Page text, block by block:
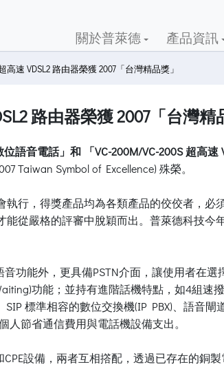
關於普萊德 產品資訊
速 VDSL2 路由器榮獲 2007「台灣精品獎」
路由器榮獲 2007「台灣精
位語音電話」和 「VC-200M/VC-200S 超高速
Taiwan Symbol of Excellence) 殊榮。
執行，得獎產品均為各類產品的佼佼者，
從嚴格的評審中脫穎而出。普萊德科技
音功能外，更具備PSTN介面，讓使用者在
功能；並持有進階話機特點，如4組
標準相容的數位交換機(IP PBX)、語音閘
節省通信費用與電話機設備支出。
CPE設備，兩者互相撘配，透過已存在的銅